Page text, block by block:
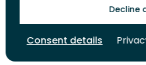
ToekomstmakersDecline
Consent details